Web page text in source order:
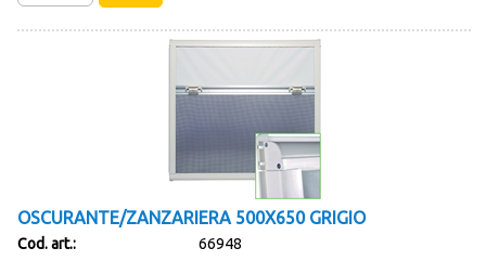
OSCURANTE/ZANZARIERA 500X650 GRIGIO
Cod. art.:
66948